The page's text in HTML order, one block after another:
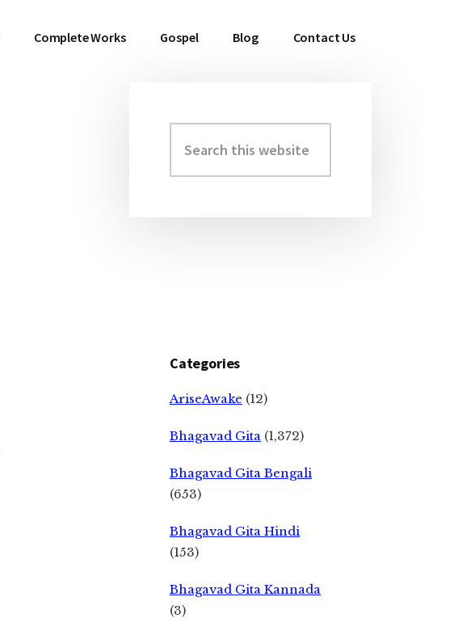
Complete Works Gospel Blog Contact Us
Primary
Sidebar
this
website
Categories
AriseAwake (12)
Bhagavad Gita (1,372)
Bhagavad Gita Bengali
(653)
Bhagavad Gita Hindi
(153)
Bhagavad Gita Kannada
(3)